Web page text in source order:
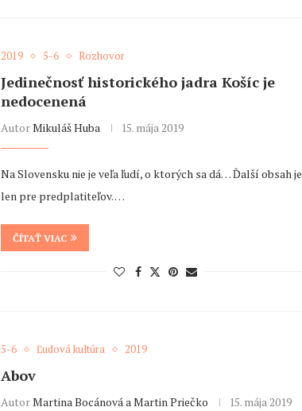
2019 5-6 Rozhovor
Jedinečnosť historického jadra Košíc je
nedocenená
AutorMikuláš Huba 15. mája 2019
Na Slovensku nie je veľa ľudí, o ktorých sa dá… Ďalší obsah je
len pre predplatiteľov. …
ČÍTAŤ VIAC
5-6 Ľudová kultúra 2019
Abov
AutorMartina Bocánová a Martin Priečko 15. mája 2019